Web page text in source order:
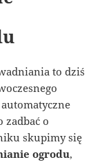
to dziś
zadbać o
skupimy się
ogrodu,